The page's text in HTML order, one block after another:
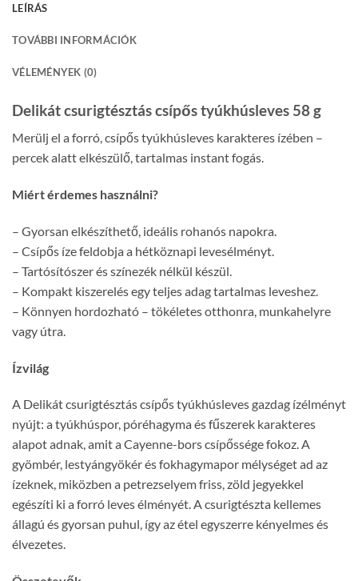
LEÍRÁS
TOVÁBBI INFORMÁCIÓK
VÉLEMÉNYEK (0)
Delikát csurigtésztás csípős tyúkhúsleves 58 g
Merülj el a forró, csípős tyúkhúsleves karakteres ízében –
percek alatt elkészülő, tartalmas instant fogás.
Miért érdemes használni?
– Gyorsan elkészíthető, ideális rohanós napokra.
– Csípős íze feldobja a hétköznapi levesélményt.
– Tartósítószer és színezék nélkül készül.
– Kompakt kiszerelés egy teljes adag tartalmas leveshez.
– Könnyen hordozható – tökéletes otthonra, munkahelyre
vagy útra.
Ízvilág
A Delikát csurigtésztás csípős tyúkhúsleves gazdag ízélményt
nyújt: a tyúkhúspor, póréhagyma és fűszerek karakteres
alapot adnak, amit a Cayenne-bors csípőssége fokoz. A
gyömbér, lestyángyökér és fokhagymapor mélységet ad az
ízeknek, miközben a petrezselyem friss, zöld jegyekkel
egészíti ki a forró leves élményét. A csurigtészta kellemes
állagú és gyorsan puhul, így az étel egyszerre kényelmes és
élvezetes.